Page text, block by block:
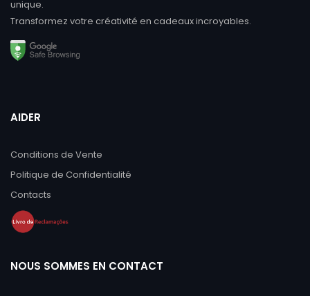
unique.
Transformez votre créativité en cadeaux incroyables.
AIDER
Conditions de Vente
Politique de Confidentialité
Contacts
NOUS SOMMES EN CONTACT